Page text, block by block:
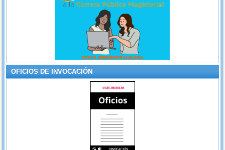
OFICIOS DE INVOCACIÓN